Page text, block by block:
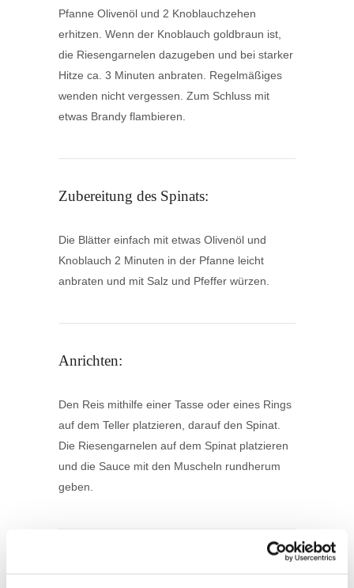
Pfanne Olivenöl und 2 Knoblauchzehen
erhitzen. Wenn der Knoblauch goldbraun ist,
die Riesengarnelen dazugeben und bei starker
Hitze ca. 3 Minuten anbraten. Regelmäßiges
wenden nicht vergessen. Zum Schluss mit
etwas Brandy flambieren.
Zubereitung des Spinats:
Die Blätter einfach mit etwas Olivenöl und
Knoblauch 2 Minuten in der Pfanne leicht
anbraten und mit Salz und Pfeffer würzen.
Anrichten:
Den Reis mithilfe einer Tasse oder eines Rings
auf dem Teller platzieren, darauf den Spinat.
Die Riesengarnelen auf dem Spinat platzieren
und die Sauce mit den Muscheln rundherum
geben.